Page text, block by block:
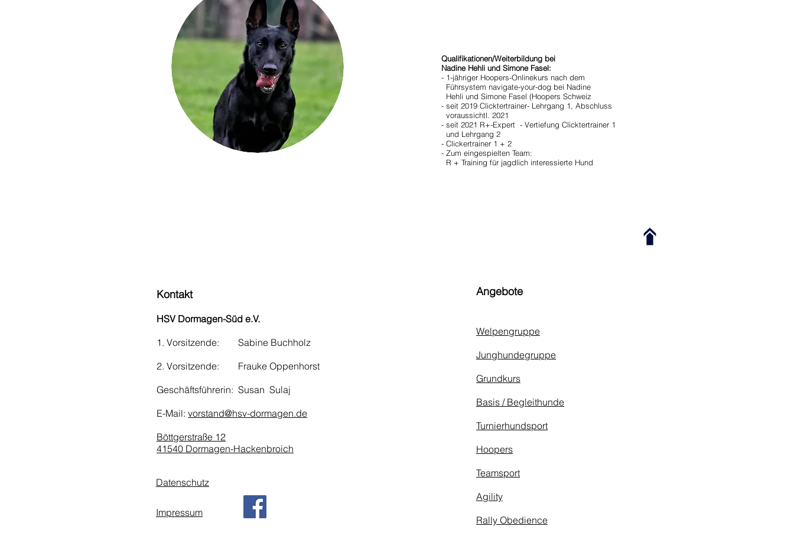
Qualifikationen/Weiterbildung bei
Nadine Hehli und Simone Fasel:
- 1-jähriger Hoopers-Onlinekurs nach dem
Führsystem navigate-your-dog bei Nadine
Hehli und Simone Fasel (Hoopers Schweiz
- seit 2019 Clicktertrainer- Lehrgang 1, Abschluss
voraussichtl. 2021
- seit 2021 R+-Expert - Vertiefung Clicktertrainer 1
und Lehrgang 2
- Clickertrainer 1 + 2
- Zum eingespielten Team:
R + Training für jagdlich interessierte Hund
Kontakt
HSV Dormagen-Süd e.V.
1. Vorsitzende: Sabine Buchholz​
2. Vorsitzende: Frauke Oppenhorst
Geschäftsführerin: Susan Sulaj
E-Mail: vorstand@hsv-dormagen.de
Böttgerstraße 12
41540 Dormagen-Hackenbroich
Datenschutz
Impressum
Angebote
Welpengruppe
Junghundegruppe
Grundkurs
Basis / Begleithunde
Turnierhundsport
Hoopers
Teamsport
Agility
Rally Obedience